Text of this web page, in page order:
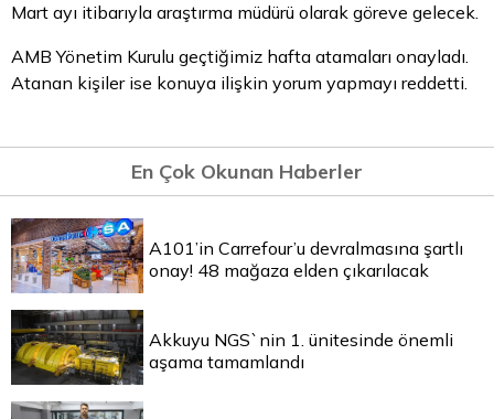
Mart ayı itibarıyla araştırma müdürü olarak göreve gelecek.
AMB Yönetim Kurulu geçtiğimiz hafta atamaları onayladı.
Atanan kişiler ise konuya ilişkin yorum yapmayı reddetti.
En Çok Okunan Haberler
A101’in Carrefour’u devralmasına şartlı
onay! 48 mağaza elden çıkarılacak
Akkuyu NGS`nin 1. ünitesinde önemli
aşama tamamlandı